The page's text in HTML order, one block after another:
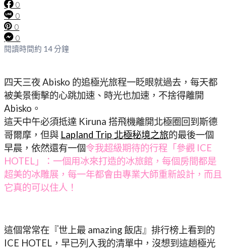
0
0
0
0
閱讀時間約 14 分鐘
四天三夜 Abisko 的追極光旅程一眨眼就過去，每天都
被美景衝擊的心跳加速、時光也加速，不捨得離開
Abisko。
這天中午必須抵達 Kiruna 搭飛機離開北極圈回到斯德
哥爾摩，但與 Lapland Trip 北極秘境之旅的最後一個
早晨，依然還有一個令我超級期待的行程「參觀 ICE
HOTEL」：一個用冰來打造的冰旅館，每個房間都是
超美的冰雕展，每一年都會由專業大師重新設計，而且
它真的可以住人！
這個常常在『世上最 amazing 飯店』排行榜上看到的
ICE HOTEL，早已列入我的清單中，沒想到這趟極光